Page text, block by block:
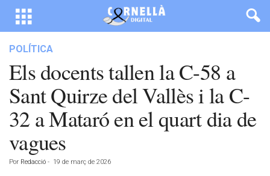
POLÍTICA
Els docents tallen la C-58 a
Sant Quirze del Vallès i la C-
32 a Mataró en el quart dia de
vagues
Por Redacció - 19 de març de 2026